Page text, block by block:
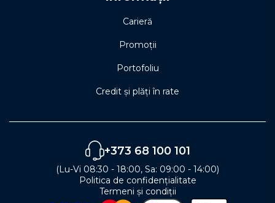
Carieră
Promoții
Portofoliu
Credit și plăți în rate
+373 68 100 101
(Lu-Vi 08:30 - 18:00, Sa: 09:00 - 14:00)
Politica de confidențialitate
Termeni și condiții